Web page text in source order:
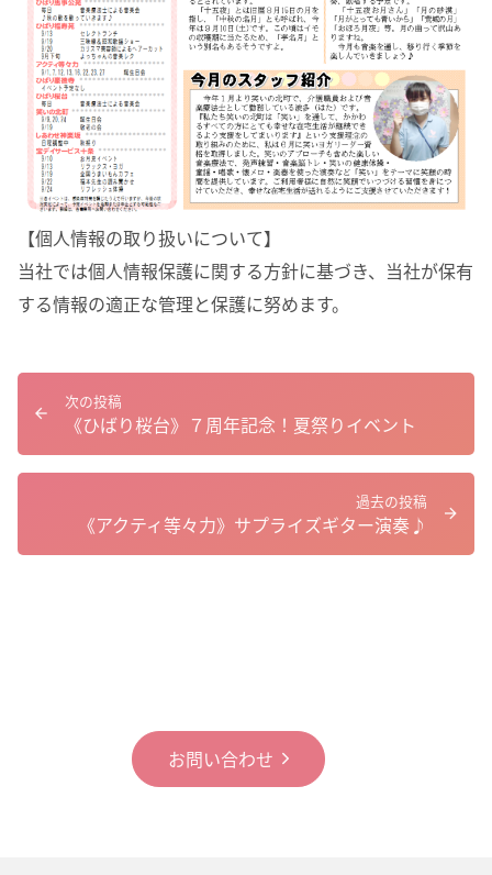
【個人情報の取り扱いについて】
当社では個人情報保護に関する方針に基づき、当社が保有
する情報の適正な管理と保護に努めます。
過去の投稿
《アクティ等々力》サプライズギター演奏♪
次の投稿
《ひばり桜台》７周年記念！夏祭りイベント
お問い合わせ